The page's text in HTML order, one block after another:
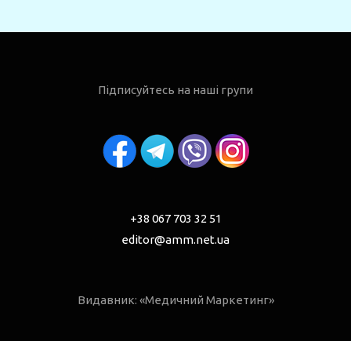
Підписуйтесь на наші групи
+38 067 703 32 51
editor@amm.net.ua
Видавник: «Медичний Маркетинг»